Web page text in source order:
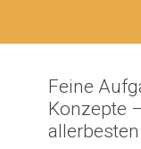
Feine
Konzepte